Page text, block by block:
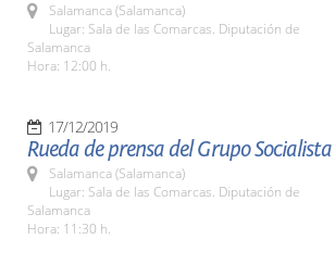
Salamanca (Salamanca)
Lugar: Sala de las Comarcas. Diputación de
Salamanca
Hora: 12:00 h.
17/12/2019
Rueda de prensa del Grupo Socialista
Salamanca (Salamanca)
Lugar: Sala de las Comarcas. Diputación de
Salamanca
Hora: 11:30 h.